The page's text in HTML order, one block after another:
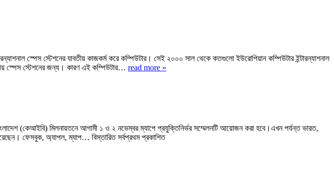
স্পেস স্টেশনের যাবতীয় কাজকর্ম করে কম্পিউটার। সেই ২০০০ সাল থেকে কতগুলো ইউরোপিয়ান কম্পিউটার ইন্টারন্যাশনাল
স্পেস স্টেশনের জন্য। কারণ এই কম্পিউটার… read more »
(কেআইবি) মিলনায়তনে আগামী ১ ও ২ নভেম্বর ম্যাপে প্রযুক্তিনির্ভর সম্মেলনটি আয়োজন করা হবে।এখন পর্যন্ত ভারত,
করেছেন। ফেসবুক, অ্যাপল, ম্যাপ… বিস্তারিত সর্বপ্রথম প্রকাশিত